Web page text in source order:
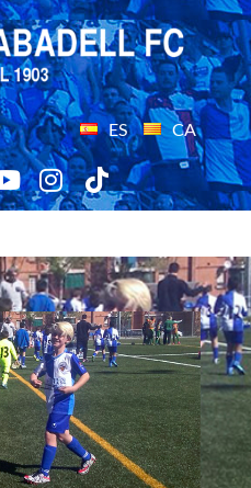
ES CA